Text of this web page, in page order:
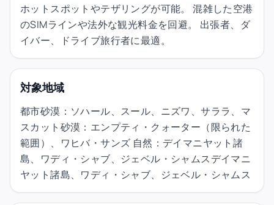
ホットスポットやテザリングが可能。 混雑した空港
のSIMラインや法外な観光料金を回避。 出張者、ダ
イバー、ドライブ旅行者に最適。
対象地域
都市砂漠：ソハール、スール、ニズワ、サララ、マ
スカット砂漠：エンプティ・クォーター（限られた
範囲）、ワヒバ・サンズ 自然：デイマニヤット諸
島、ワディ・シャブ、ジェベル・シャムスデイマニ
ヤット諸島、ワディ・シャブ、ジェベル・シャムス